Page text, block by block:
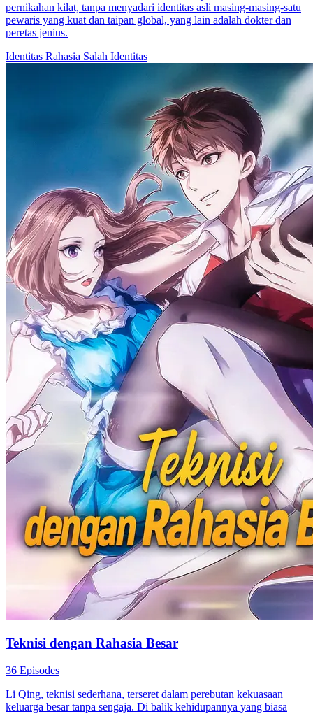
pernikahan kilat, tanpa menyadari identitas asli masing-masing-satu
pewaris yang kuat dan taipan global, yang lain adalah dokter dan
peretas jenius.
Identitas Rahasia Salah Identitas
Teknisi dengan Rahasia Besar
36 Episodes
Li Qing, teknisi sederhana, terseret dalam perebutan kekuasaan
keluarga besar tanpa sengaja. Di balik kehidupannya yang biasa